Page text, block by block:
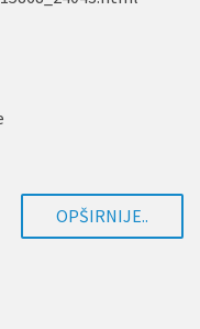
OPŠIRNIJE..